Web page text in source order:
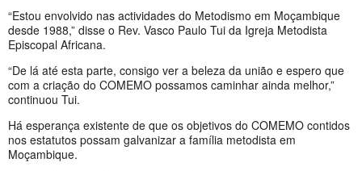
“Estou envolvido nas actividades do Metodismo em Moçambique
desde 1988,” disse o Rev. Vasco Paulo Tui da Igreja Metodista
Episcopal Africana.
“De lá até esta parte, consigo ver a beleza da união e espero que
com a criação do COMEMO possamos caminhar ainda melhor,”
continuou Tui.
Há esperança existente de que os objetivos do COMEMO contidos
nos estatutos possam galvanizar a família metodista em
Moçambique.